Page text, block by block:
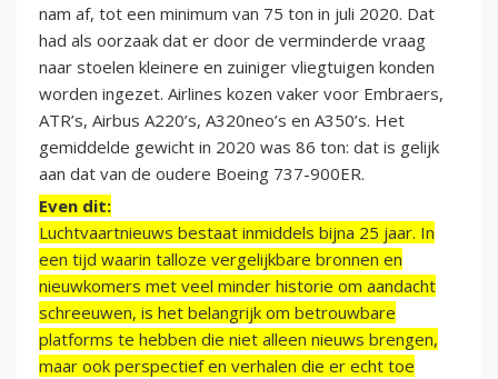
nam af, tot een minimum van 75 ton in juli 2020. Dat
had als oorzaak dat er door de verminderde vraag
naar stoelen kleinere en zuiniger vliegtuigen konden
worden ingezet. Airlines kozen vaker voor Embraers,
ATR’s, Airbus A220’s, A320neo’s en A350’s. Het
gemiddelde gewicht in 2020 was 86 ton: dat is gelijk
aan dat van de oudere Boeing 737-900ER.
Even dit:
Luchtvaartnieuws bestaat inmiddels bijna 25 jaar. In
een tijd waarin talloze vergelijkbare bronnen en
nieuwkomers met veel minder historie om aandacht
schreeuwen, is het belangrijk om betrouwbare
platforms te hebben die niet alleen nieuws brengen,
maar ook perspectief en verhalen die er echt toe